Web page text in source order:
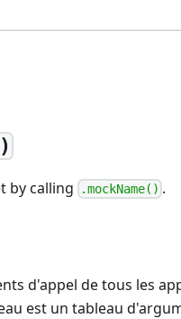
by calling .mockName() .
d'appel de tous les
est un tableau